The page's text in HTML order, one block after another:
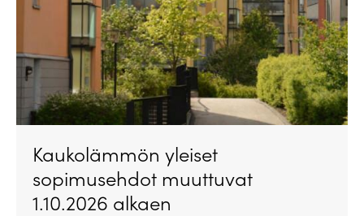
Kaukolämmön yleiset
sopimusehdot muuttuvat
1.10.2026 alkaen